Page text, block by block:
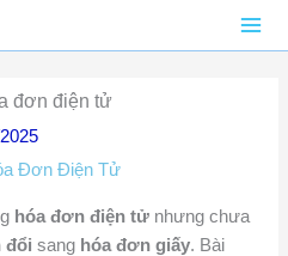
đơn điện tử
Đơn Điện Tử
hóa đơn điện tửnhưng chưa
đổi sang hóa đơn giấy. Bài